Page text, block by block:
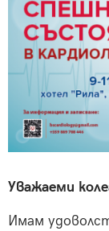
Уважаеми
Имам